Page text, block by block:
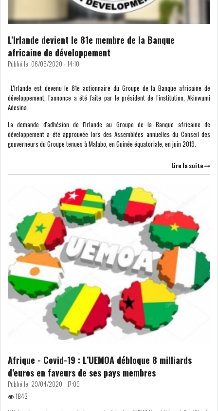
LA CHINE CONSOLIDE SA
PLACE PARMI LES LE...
LE GROUPE QNB AUGMENTE
RSS
INTERVIEWS
TUSTEX PLUS
L'Irlande devient le 81e membre de la Banque
africaine de développement
Publié le: 06/05/2020 - 14:10
L'Irlande est devenu le 81e actionnaire du Groupe de la Banque africaine de
développement, l'annonce a été faite par le président de l'institution, Akinwumi
Adesina.
La demande d'adhésion de l'Irlande au Groupe de la Banque africaine de
développement a été approuvée lors des Assemblées annuelles du Conseil des
gouverneurs du Groupe tenues à Malabo, en Guinée équatoriale, en juin 2019.
Lire la suite
Afrique - Covid-19 : L’UEMOA débloque 8 milliards
d’euros en faveurs de ses pays membres
Publié le: 29/04/2020 - 17:09
1843